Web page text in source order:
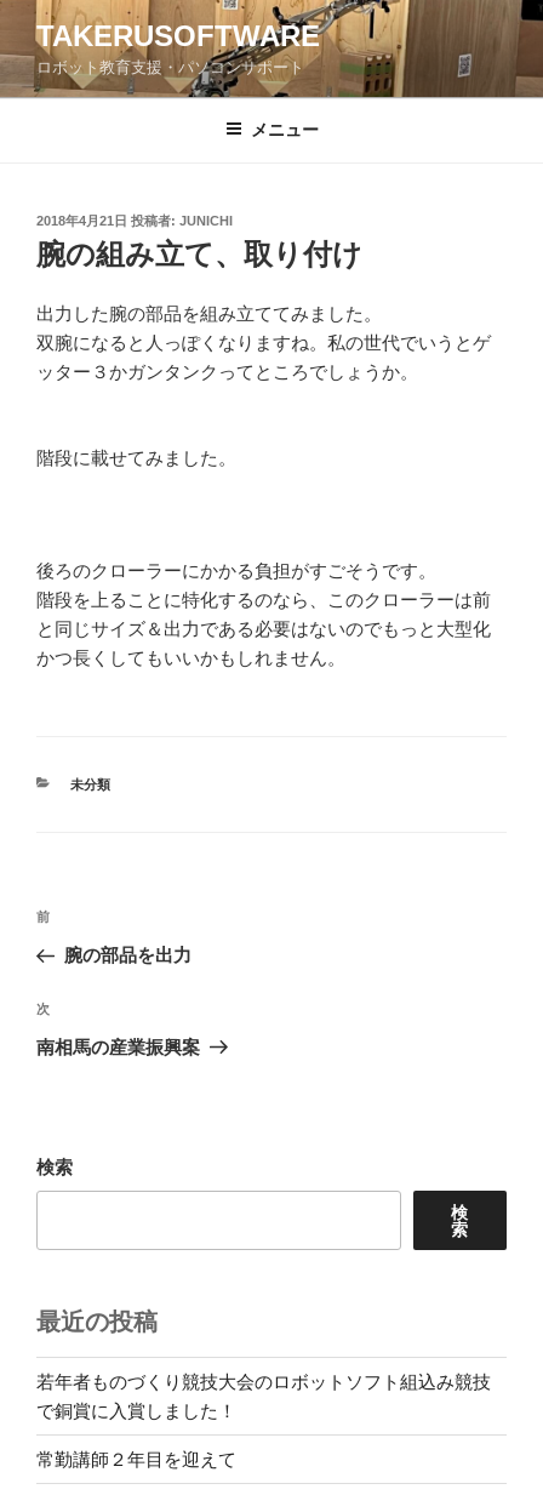
テ
ン
TAKERUSOFTWARE
ロボット教育支援・パソコンサポート
メニュー
投
稿
日:
2018年4月21日 投稿者: JUNICHI
腕の組み立て、取り付け
出力した腕の部品を組み立ててみました。
双腕になると人っぽくなりますね。私の世代でいうとゲ
ッター３かガンタンクってところでしょうか。
階段に載せてみました。
後ろのクローラーにかかる負担がすごそうです。
階段を上ることに特化するのなら、このクローラーは前
と同じサイズ＆出力である必要はないのでもっと大型化
かつ長くしてもいいかもしれません。
カ
未分類
投
ナ
ビ
ゲ
ン
前
の
稿
前
腕の部品を出力
次
の
次
南相馬の産業振興案
検索
検
索
最近の投稿
若年者ものづくり競技大会のロボットソフト組込み競技
で銅賞に入賞しました！
常勤講師２年目を迎えて